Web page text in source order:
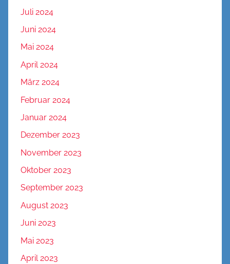
Juli 2024
Juni 2024
Mai 2024
April 2024
März 2024
Februar 2024
Januar 2024
Dezember 2023
November 2023
Oktober 2023
September 2023
August 2023
Juni 2023
Mai 2023
April 2023